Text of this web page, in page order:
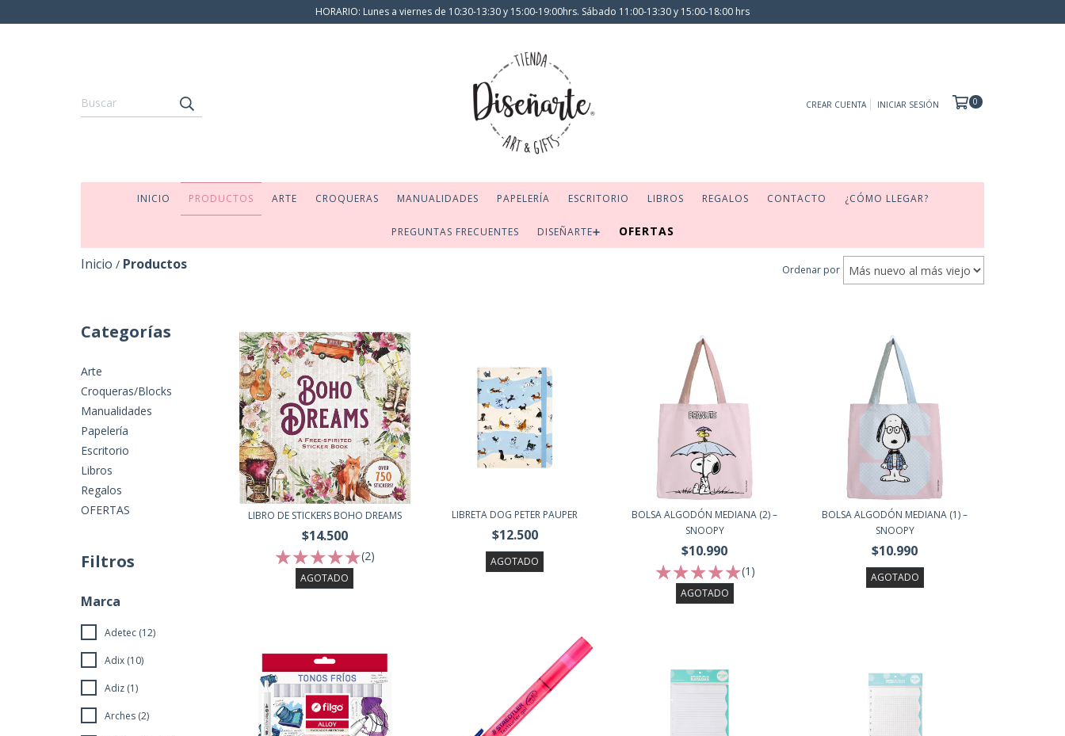
HORARIO: Lunes a viernes de 10:30-13:30 y 15:00-19:00hrs. Sábado 11:00-13:30 y 15:00-18:00 hrs
CREAR CUENTA INICIAR SESIÓN 0
INICIO PRODUCTOS ARTE CROQUERAS MANUALIDADES PAPELERÍA ESCRITORIO LIBROS REGALOS CONTACTO ¿CÓMO LLEGAR?
PREGUNTAS FRECUENTES DISEÑARTE➕ OFERTAS
Inicio / Productos Ordenar por
Categorías
Arte
Croqueras/Blocks
Manualidades
Papelería
Escritorio
Libros
Regalos
OFERTAS
Filtros
Marca
Adetec (12)
Adix (10)
Adiz (1)
Arches (2)
LIBRO DE STICKERS BOHO DREAMS
$14.500
(2)
AGOTADO
LIBRETA DOG PETER PAUPER
$12.500
AGOTADO
BOLSA ALGODÓN MEDIANA (2) –
SNOOPY
$10.990
(1)
AGOTADO
BOLSA ALGODÓN MEDIANA (1) –
SNOOPY
$10.990
AGOTADO